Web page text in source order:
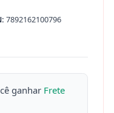
7892162100796
ganhar Frete